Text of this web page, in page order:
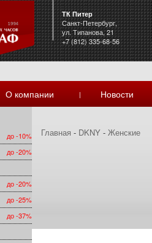
ТК Питер
Санкт-Петербург,
ул. Типанова, 21
+7 (812) 335-68-56
О компании | Новости
до -10%
до -20%
до -20%
до -25%
до -37%
Главная - DKNY -Женские